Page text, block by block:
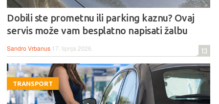
Dobili ste prometnu ili parking kaznu? Ovaj
servis može vam besplatno napisati žalbu
Sandro Vrbanus 17. lipnja 2026. 13
TRANSPORT